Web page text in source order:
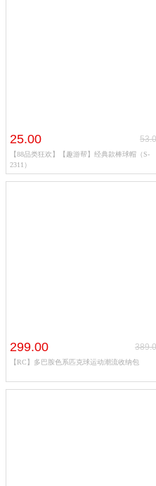
25.00
【88品类狂欢】【趣游帮】经典款棒球帽（S-
2311）
299.00
【RC】多巴胺色系匹克球运动潮流收纳包